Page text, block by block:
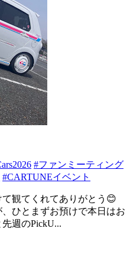
#ファンミーティング
#CARTUNEイベント
観てくれてありがとう😊
ひとまずお預けで本日はお
週のPickU...